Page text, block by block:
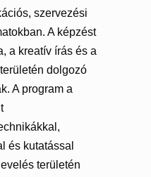
szervezési
A képzést
a kreatív írás és a
dolgozó
A program a
és kutatással
területén